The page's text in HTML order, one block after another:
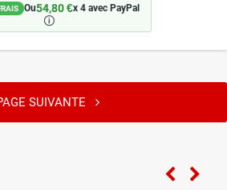
Ou54,80 €x 4 avec PayPal
🛈
SUIVANTE